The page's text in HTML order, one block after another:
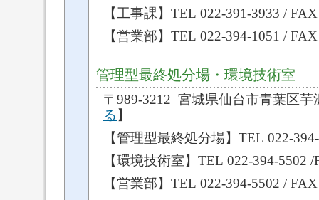
【工事課】TEL 022-391-3933 /
【営業部】TEL 022-394-1051 /
管理型最終処分場・環境技術室
〒989-3212 宮城県仙台市青葉区芋
る 】
【管理型最終処分場】TEL 022-
【環境技術室】TEL 022-394-5502
【営業部】TEL 022-394-5502 /